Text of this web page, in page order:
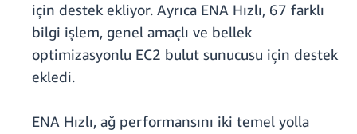
için destek ekliyor. Ayrıca ENA Hızlı, 67 farklı
bilgi işlem, genel amaçlı ve bellek
optimizasyonlu EC2 bulut sunucusu için destek
ekledi.
ENA Hızlı, ağ performansını iki temel yolla